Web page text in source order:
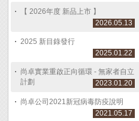
【 2026年度 新品上市 】
2026.05.13
2025 新目錄發行
2025.01.22
尚卓實業重啟正向循環 - 無家者自立
計劃
2023.01.20
尚卓公司2021新冠病毒防疫說明
2021.05.17